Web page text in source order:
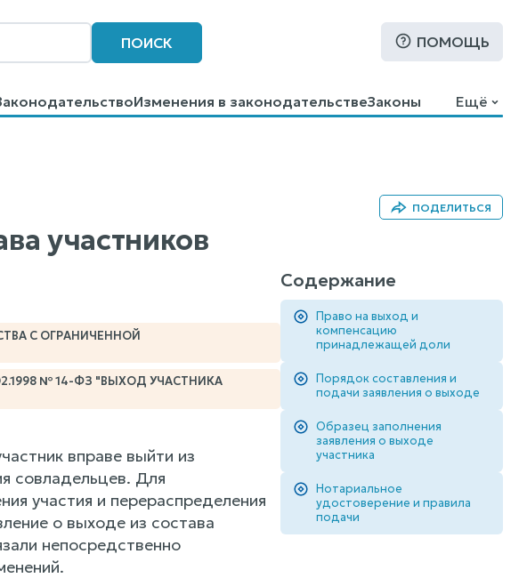
ПОИСК ПОМОЩЬ
Изменения в законодательствеЗаконы
Ещё
ПОДЕЛИТЬСЯ
участников
С ОГРАНИЧЕННОЙ
№ 14-ФЗ "ВЫХОД УЧАСТНИКА
вправе выйти из
совладельцев. Для
участия и перераспределения
о выходе из состава
непосредственно
Содержание
Право на выход и
компенсацию
принадлежащей доли
Порядок составления и
подачи заявления о выходе
Образец заполнения
заявления о выходе
участника
Нотариальное
удостоверение и правила
подачи